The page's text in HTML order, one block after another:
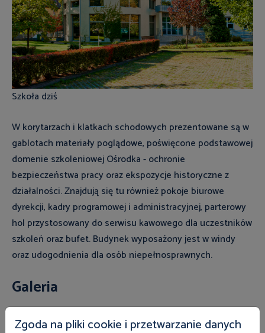
Szkoła dziś
W korytarzach i klatkach schodowych prezentowane są w
gablotach materiały poglądowe, poświęcone podstawowej
domenie szkoleniowej Ośrodka - ochronie
bezpieczeństwa pracy oraz ekspozycje historyczne z
działalności. Znajdują się tu również pokoje biurowe
dyrekcji, kadry programowej i administracyjnej, parterowy
hol przystosowany do serwisu kawowego dla uczestników
szkoleń oraz bufet. Budynek wyposażony jest w windy
oraz udogodnienia dla osób niepełnosprawnych.
Galeria
Zgoda na pliki cookie i przetwarzanie danych